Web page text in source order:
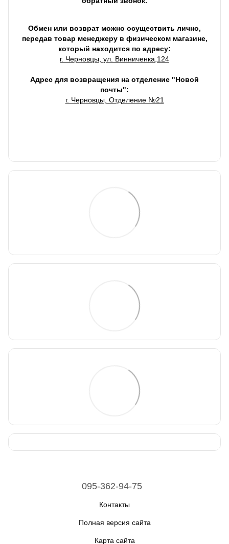
Обмен или возврат можно осуществить лично,
передав товар менеджеру в физическом магазине,
который находится по адресу:
г. Черновцы, ул. Винниченка,124
Адрес для возвращения на отделение "Новой
почты":
г. Черновцы, Отделение №21
095-362-94-75
Контакты
Полная версия сайта
Карта сайта